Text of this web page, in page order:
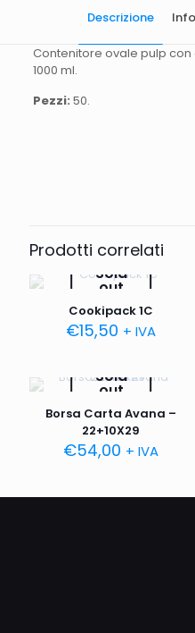
Descrizione
Contenitore ovale pulp
1000 ml.
Pezzi: 50.
Prodotti correlati
Sold
out
Cookipack 1C
€15,50 + IVA
Sold
out
Borsa Carta Avana –
22+10X29
€54,00 + IVA